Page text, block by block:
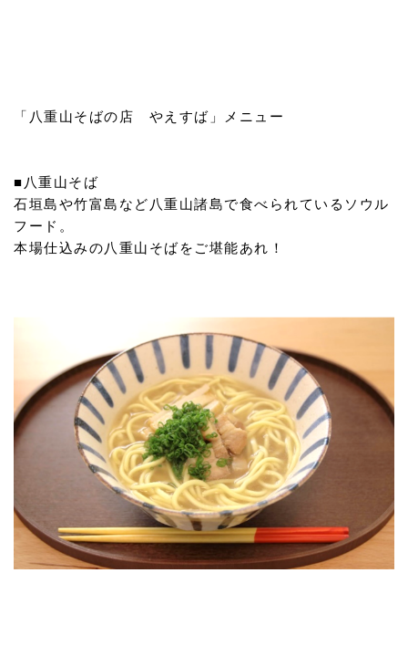
「八重山そばの店 やえすば」メニュー
■八重山そば
石垣島や竹富島など八重山諸島で食べられているソウル
フード。
本場仕込みの八重山そばをご堪能あれ！